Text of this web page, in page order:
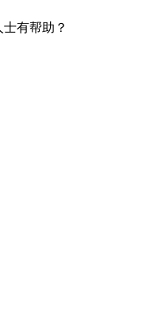
有帮助？